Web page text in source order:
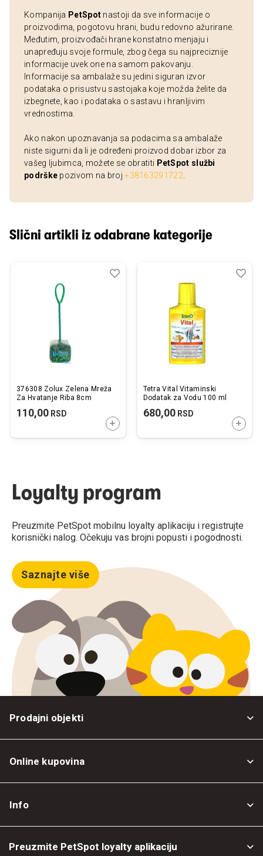
Kompanija PetSpot nastoji da sve informacije o
proizvodima, pogotovu hrani, budu redovno ažurirane.
Međutim, proizvođači hrane konstatno menjaju i
unapređuju svoje formule, zbog čega su najpreciznije
informacije uvek one na samom pakovanju.
Informacije sa ambalaže su jedini siguran izvor
podataka o prisustvu sastojaka koje možda želite da
izbegnete, kao i podataka o sastavu i hranljivim
vrednostima.
Ako nakon upoznavanja sa podacima sa ambalaže
niste sigurni da li je određeni proizvod dobar izbor za
vašeg ljubimca, možete se obratiti PetSpot službi
podrške pozivom na broj+38163291722
Slični artikli iz odabrane kategorije
376308 Zolux Zelena Mreža
Za Hvatanje Riba 8cm
110,00 RSD
DODAJTE U KORPU
Dodaj
Uporedi
Tetra Vital Vitaminski
Dodatak za Vodu 100 ml
680,00RSD
Loyalty program
Preuzmite PetSpot mobilnu loyalty aplikaciju i registrujte
korisnički nalog. Očekuju vas brojni popusti i pogodnosti.
Saznajte više
Prodajni objekti
Online kupovina
Info
Preuzmite PetSpot loyalty aplikaciju